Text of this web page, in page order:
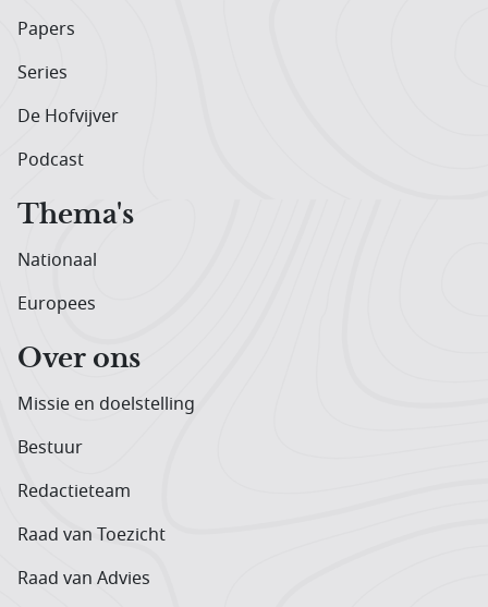
Papers
Series
De Hofvijver
Podcast
Thema's
Nationaal
Europees
Over ons
Missie en doelstelling
Bestuur
Redactieteam
Raad van Toezicht
Raad van Advies